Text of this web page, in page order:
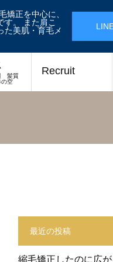
矯正を中心に、
す。 また肩こ
た美肌・育毛メ
髪質
空
Recruit
最近の投稿
縮毛矯正したのに広